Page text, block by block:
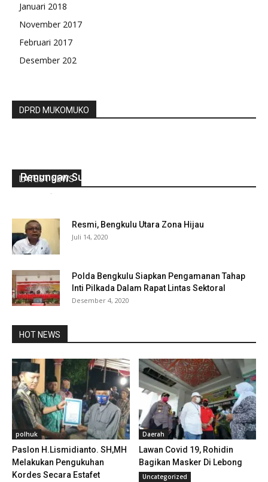
Januari 2018
November 2017
Februari 2017
Desember 202
DPRD MUKOMUKO
LATEST NEWS
Renungan Suci Peringati HUT RI Ke 77
-
Resmi, Bengkulu Utara Zona Hijau
Juli 14, 2020
Polda Bengkulu Siapkan Pengamanan Tahap
Inti Pilkada Dalam Rapat Lintas Sektoral
Desember 4, 2020
HOT NEWS
polhuk
Paslon H.Lismidianto. SH,MH
Melakukan Pengukuhan
Kordes Secara Estafet
Daerah
Lawan Covid 19, Rohidin
Bagikan Masker Di Lebong
Uncategorized